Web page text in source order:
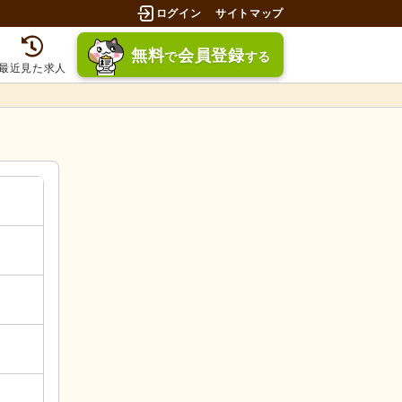
ログイン サイトマップ
近見た求人
無料で会員登録する